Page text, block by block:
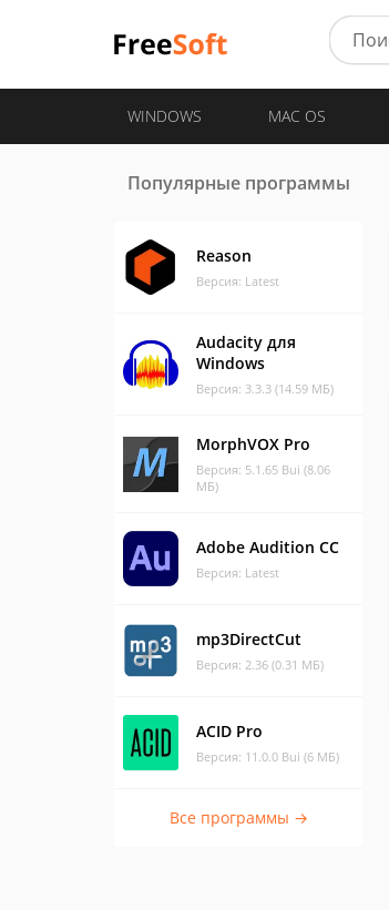
WINDOWS MAC OS
Популярные программы
Reason
Версия: Latest
Audacity для
Windows
Версия: 3.3.3 (14.59 МБ)
MorphVOX Pro
Версия: 5.1.65 Bui (8.06
МБ)
Adobe Audition CC
Версия: Latest
mp3DirectCut
Версия: 2.36 (0.31 МБ)
ACID Pro
Версия: 11.0.0 Bui (6 МБ)
Все программы →